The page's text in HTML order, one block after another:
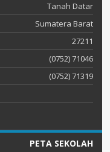
Tanah Datar
Sumatera Barat
27211
(0752) 71046
(0752) 71319
PETA SEKOLAH